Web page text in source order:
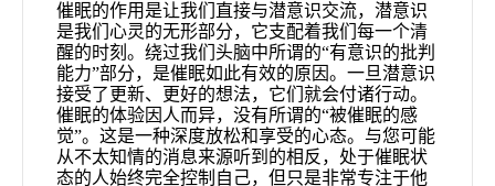
催眠的作用是让我们直接与潜意识交流，潜意识
是我们心灵的无形部分，它支配着我们每一个清
醒的时刻。绕过我们头脑中所谓的“有意识的批判
能力”部分，是催眠如此有效的原因。一旦潜意识
接受了更新、更好的想法，它们就会付诸行动。
催眠的体验因人而异，没有所谓的“被催眠的感
觉”。这是一种深度放松和享受的心态。与您可能
从不太知情的消息来源听到的相反，处于催眠状
态的人始终完全控制自己，但只是非常专注于他